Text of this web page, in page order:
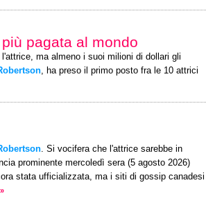
pagata al mondo
ma almeno i suoi milioni di dollari gli
, ha preso il primo posto fra le 10 attrici
. Si vocifera che l'attrice sarebbe in
prominente mercoledì sera (5 agosto 2026)
stata ufficializzata, ma i siti di gossip canadesi
»